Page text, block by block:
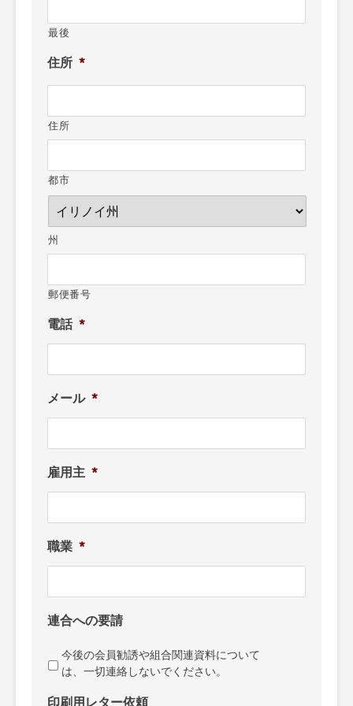
最後
住所 *
住所
都市
州
郵便番号
電話 *
メール *
雇用主 *
職業 *
連合への要請
今後の会員勧誘や組合関連資料について
は、一切連絡しないでください。
印刷用レター依頼